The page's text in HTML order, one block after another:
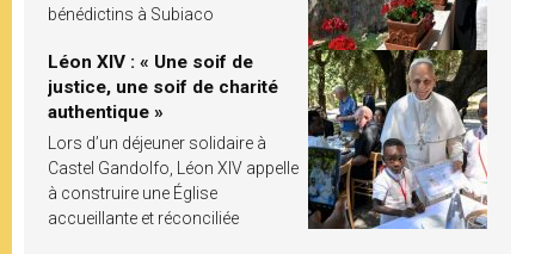
bénédictins à Subiaco
Léon XIV : « Une soif de
justice, une soif de charité
authentique »
Lors d’un déjeuner solidaire à
Castel Gandolfo, Léon XIV appelle
à construire une Église
accueillante et réconciliée